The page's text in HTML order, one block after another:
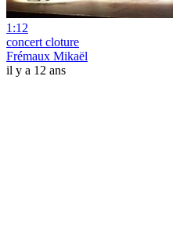
1:12
concert cloture
Frémaux Mikaël
il y a 12 ans